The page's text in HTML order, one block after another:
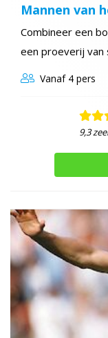
Mannen van
Combineer een
een proeverij van
Vanaf4 pers
9,3